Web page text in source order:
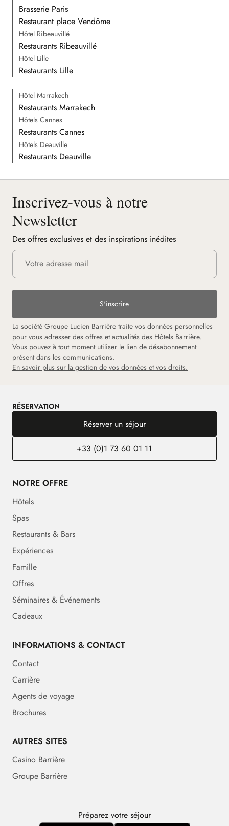
Brasserie Paris
Restaurant place Vendôme
Hôtel Ribeauvillé
Restaurants Ribeauvillé
Hôtel Lille
Restaurants Lille
Hôtel Marrakech
Restaurants Marrakech
Hôtels Cannes
Restaurants Cannes
Hôtels Deauville
Restaurants Deauville
Inscrivez-vous à notre
Newsletter
Des offres exclusives et des inspirations inédites
S'inscrire
La société Groupe Lucien Barrière traite vos données personnelles
pour vous adresser des offres et actualités des Hôtels Barrière.
Vous pouvez à tout moment utiliser le lien de désabonnement
présent dans les communications.
En savoir plus sur la gestion de vos données et vos droits.
RÉSERVATION
Réserver un séjour
+33 (0)1 73 60 01 11
NOTRE OFFRE
Hôtels
Spas
Restaurants & Bars
Expériences
Famille
Offres
Séminaires & Événements
Cadeaux
INFORMATIONS & CONTACT
Contact
Carrière
Agents de voyage
Brochures
AUTRES SITES
Casino Barrière
Groupe Barrière
Préparez votre séjour